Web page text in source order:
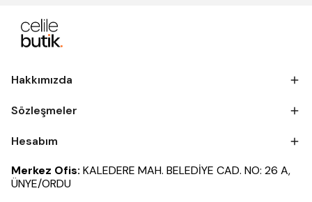
Hakkımızda
Sözleşmeler
Hesabım
Merkez Ofis: KALEDERE MAH. BELEDİYE CAD. NO: 26 A,
ÜNYE/ORDU